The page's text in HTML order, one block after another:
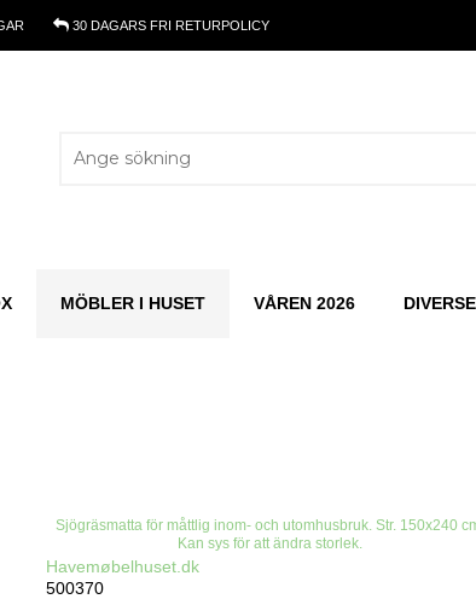
30 DAGARS FRI RETURPOLICY
MÖBLER I HUSET VÅREN 2026 DIVERSE
Sjögräsmatta för måttlig inom- och utomhusbruk. Str. 150x240
Kan sys för att ändra storlek.
Havemøbelhuset.dk
500370